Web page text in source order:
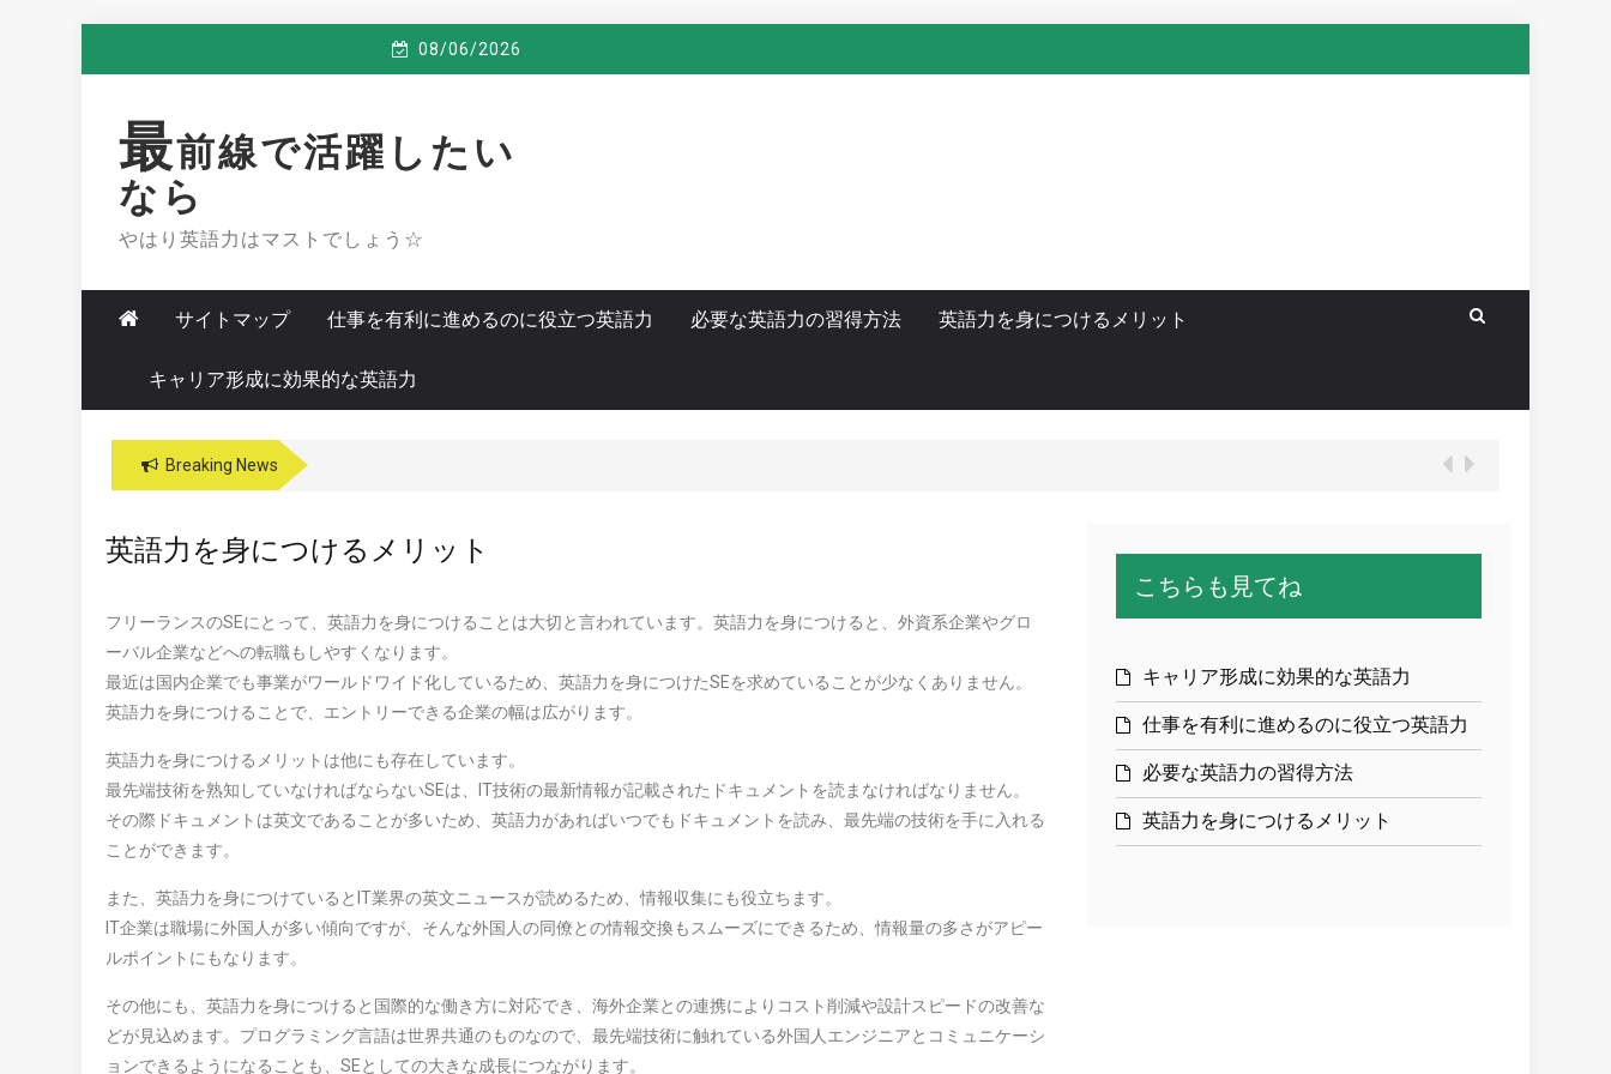
08/06/2026
最前線で活躍したい
なら
やはり英語力はマストでしょう☆
サイトマップ 仕事を有利に進めるのに役立つ英語力 必要な英語力の習得方法 英語力を身につけるメリット
キャリア形成に効果的な英語力
Breaking News
英語力を身につけるメリット
フリーランスのSEにとって、英語力を身につけることは大切と言われています。英語力を身につけると、外資系企業やグロ
ーバル企業などへの転職もしやすくなります。
最近は国内企業でも事業がワールドワイド化しているため、英語力を身につけたSEを求めていることが少なくありません。
英語力を身につけることで、エントリーできる企業の幅は広がります。
英語力を身につけるメリットは他にも存在しています。
最先端技術を熟知していなければならないSEは、IT技術の最新情報が記載されたドキュメントを読まなければなりません。
その際ドキュメントは英文であることが多いため、英語力があればいつでもドキュメントを読み、最先端の技術を手に入れる
ことができます。
また、英語力を身につけているとIT業界の英文ニュースが読めるため、情報収集にも役立ちます。
IT企業は職場に外国人が多い傾向ですが、そんな外国人の同僚との情報交換もスムーズにできるため、情報量の多さがアピー
ルポイントにもなります。
その他にも、英語力を身につけると国際的な働き方に対応でき、海外企業との連携によりコスト削減や設計スピードの改善な
どが見込めます。プログラミング言語は世界共通のものなので、最先端技術に触れている外国人エンジニアとコミュニケーシ
ョンできるようになることも、SEとしての大きな成長につながります。
こちらも見てね
キャリア形成に効果的な英語力
仕事を有利に進めるのに役立つ英語力
必要な英語力の習得方法
英語力を身につけるメリット